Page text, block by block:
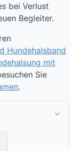
bei Verlust
Begleiter.
Hundehalsband
mit
Sie
.